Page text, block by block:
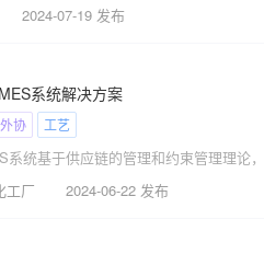
2024-07-19 发布
系统解决方案
外协 工艺
工厂
2024-06-22 发布